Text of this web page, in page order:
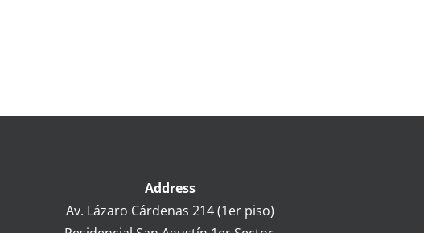
Address
Av. Lázaro Cárdenas 214 (1er piso)